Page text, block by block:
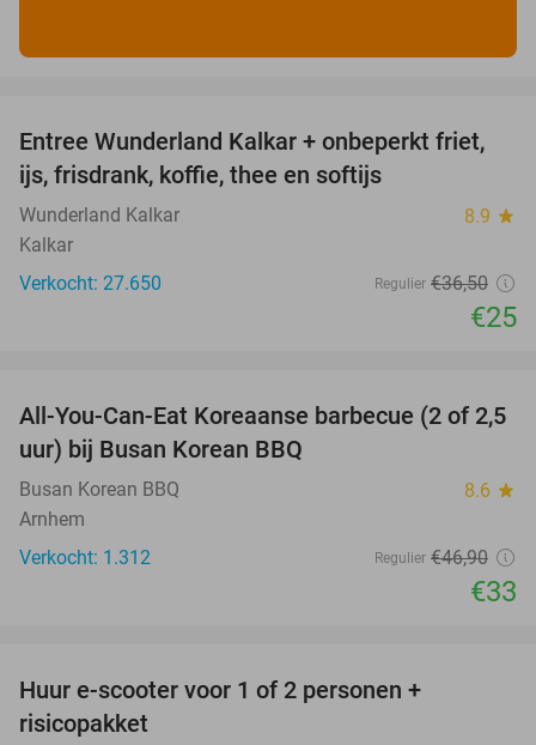
32%
Entree Wunderland Kalkar + onbeperkt friet,
ijs, frisdrank, koffie, thee en softijs
Wunderland Kalkar 8.9 star
Kalkar
Verkocht: 27.650
Regulier €36,50
€25
30%
All-You-Can-Eat Koreaanse barbecue (2 of 2,5
uur) bij Busan Korean BBQ
Busan Korean BBQ 8.6 star
Arnhem
Verkocht: 1.312
Regulier €46,90
€33
Huur e-scooter voor 1 of 2 personen +
risicopakket